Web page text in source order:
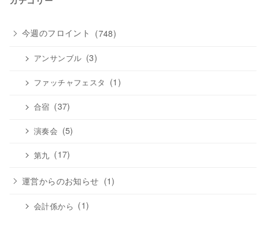
イ
今週のフロイント (748)
アンサンブル (3)
ファッチャフェスタ (1)
合宿 (37)
演奏会 (5)
第九 (17)
運営からのお知らせ (1)
会計係から (1)